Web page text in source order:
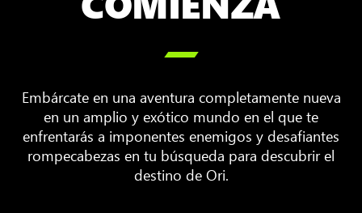

Embárcate en una aventura completamente nueva
en un amplio y exótico mundo en el que te
enfrentarás a imponentes enemigos y desafiantes
rompecabezas en tu búsqueda para descubrir el
destino de Ori.